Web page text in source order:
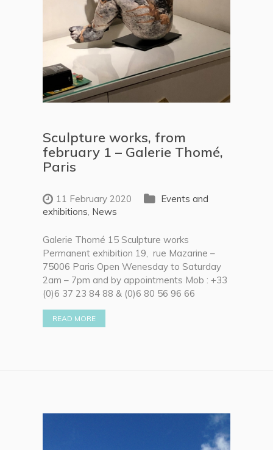
Sculpture works, from
february 1 – Galerie Thomé,
Paris
11 February 2020
Events and
exhibitions, News
Galerie Thomé 15 Sculpture works
Permanent exhibition 19, rue Mazarine –
75006 Paris Open Wenesday to Saturday
2am – 7pm and by appointments Mob : +33
(0)6 37 23 84 88 & (0)6 80 56 96 66
READ MORE